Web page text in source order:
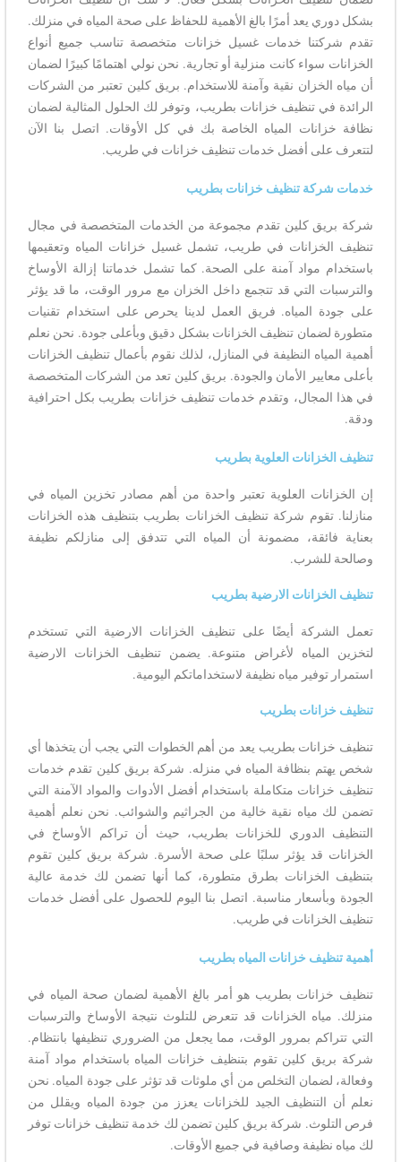
بشكل دوري يعد أمرًا بالغ الأهمية للحفاظ على صحة المياه في منزلك.
تقدم شركتنا خدمات غسيل خزانات متخصصة تناسب جميع أنواع
الخزانات سواء كانت منزلية أو تجارية. نحن نولي اهتمامًا كبيرًا لضمان
أن مياه الخزان نقية وآمنة للاستخدام. بريق كلين تعتبر من الشركات
الرائدة في تنظيف خزانات بطريب، وتوفر لك الحلول المثالية لضمان
نظافة خزانات المياه الخاصة بك في كل الأوقات. اتصل بنا الآن
لتتعرف على أفضل خدمات تنظيف خزانات في طريب.
خدمات شركة تنظيف خزانات بطريب
شركة بريق كلين تقدم مجموعة من الخدمات المتخصصة في مجال
تنظيف الخزانات في طريب، تشمل غسيل خزانات المياه وتعقيمها
باستخدام مواد آمنة على الصحة. كما تشمل خدماتنا إزالة الأوساخ
والترسبات التي قد تتجمع داخل الخزان مع مرور الوقت، ما قد يؤثر
على جودة المياه. فريق العمل لدينا يحرص على استخدام تقنيات
متطورة لضمان تنظيف الخزانات بشكل دقيق وبأعلى جودة. نحن نعلم
أهمية المياه النظيفة في المنازل، لذلك نقوم بأعمال تنظيف الخزانات
بأعلى معايير الأمان والجودة. بريق كلين تعد من الشركات المتخصصة
في هذا المجال، وتقدم خدمات تنظيف خزانات بطريب بكل احترافية
ودقة.
تنظيف الخزانات العلوية بطريب
إن الخزانات العلوية تعتبر واحدة من أهم مصادر تخزين المياه في
منازلنا. تقوم شركة تنظيف الخزانات بطريب بتنظيف هذه الخزانات
بعناية فائقة، مضمونة أن المياه التي تتدفق إلى منازلكم نظيفة
وصالحة للشرب.
تنظيف الخزانات الارضية بطريب
تعمل الشركة أيضًا على تنظيف الخزانات الارضية التي تستخدم
لتخزين المياه لأغراض متنوعة. يضمن تنظيف الخزانات الارضية
استمرار توفير مياه نظيفة لاستخداماتكم اليومية.
تنظيف خزانات بطريب
تنظيف خزانات بطريب يعد من أهم الخطوات التي يجب أن يتخذها أي
شخص يهتم بنظافة المياه في منزله. شركة بريق كلين تقدم خدمات
تنظيف خزانات متكاملة باستخدام أفضل الأدوات والمواد الآمنة التي
تضمن لك مياه نقية خالية من الجراثيم والشوائب. نحن نعلم أهمية
التنظيف الدوري للخزانات بطريب، حيث أن تراكم الأوساخ في
الخزانات قد يؤثر سلبًا على صحة الأسرة. شركة بريق كلين تقوم
بتنظيف الخزانات بطرق متطورة، كما أنها تضمن لك خدمة عالية
الجودة وبأسعار مناسبة. اتصل بنا اليوم للحصول على أفضل خدمات
تنظيف الخزانات في طريب.
أهمية تنظيف خزانات المياه بطريب
تنظيف خزانات بطريب هو أمر بالغ الأهمية لضمان صحة المياه في
منزلك. مياه الخزانات قد تتعرض للتلوث نتيجة الأوساخ والترسبات
التي تتراكم بمرور الوقت، مما يجعل من الضروري تنظيفها بانتظام.
شركة بريق كلين تقوم بتنظيف خزانات المياه باستخدام مواد آمنة
وفعالة، لضمان التخلص من أي ملوثات قد تؤثر على جودة المياه. نحن
نعلم أن التنظيف الجيد للخزانات يعزز من جودة المياه ويقلل من
فرص التلوث. شركة بريق كلين تضمن لك خدمة تنظيف خزانات توفر
لك مياه نظيفة وصافية في جميع الأوقات.